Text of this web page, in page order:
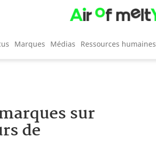
Marques Médias Ressources humaines
sur
de